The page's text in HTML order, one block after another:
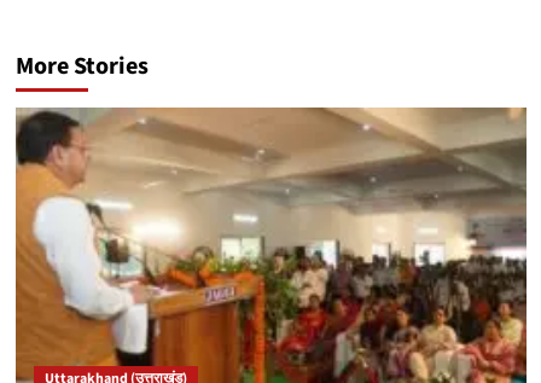
More Stories